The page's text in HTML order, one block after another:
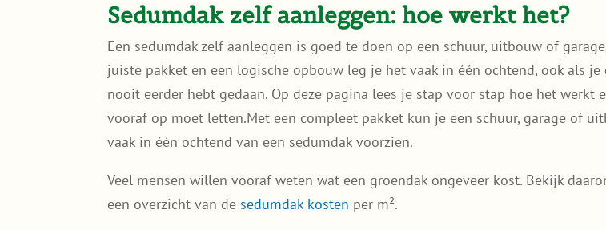
Sedumdak zelf aanleggen: hoe werkt het?
Een sedumdak zelf aanleggen is goed te doen op een schuur, uitbouw of
juiste pakket en een logische opbouw leg je het vaak in één ochtend, ook als
nooit eerder hebt gedaan. Op deze pagina lees je stap voor stap hoe het werkt
vooraf op moet letten.Met een compleet pakket kun je een schuur, garage of
vaak in één ochtend van een sedumdak voorzien.
Veel mensen willen vooraf weten wat een groendak ongeveer kost. Bekijk
een overzicht van desedumdak kosten per m².